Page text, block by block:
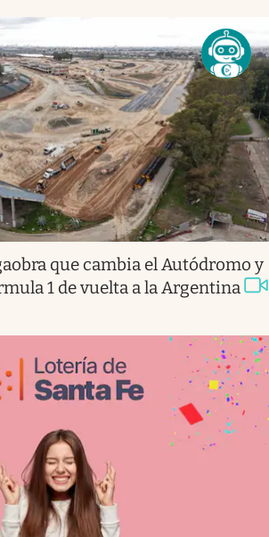
que cambia el Autódromo y
1 de vuelta a la Argentina